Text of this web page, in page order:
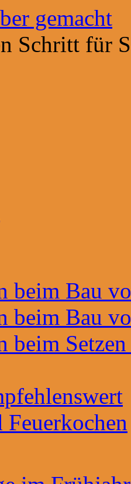
gemacht
Schritt für
beim Bau
beim Bau
beim